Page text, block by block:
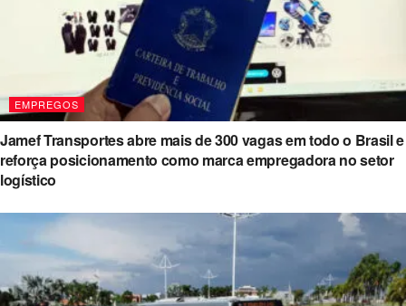
EMPREGOS
Jamef Transportes abre mais de 300 vagas em todo o Brasil e
reforça posicionamento como marca empregadora no setor
logístico